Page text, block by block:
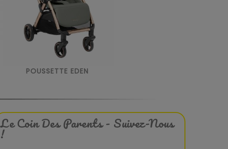
POUSSETTE EDEN
Le Coin Des Parents - Suivez-Nous
!